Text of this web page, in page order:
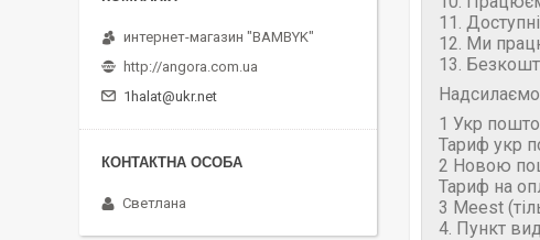
11.
12. Ми
13.
1 Укр
Тариф укр
2 Новою
Тариф на
3 Meest
4. Пункт
интернет-магазин "BAMBYK"
http://angora.com.ua
1halat@ukr.net
Светлана